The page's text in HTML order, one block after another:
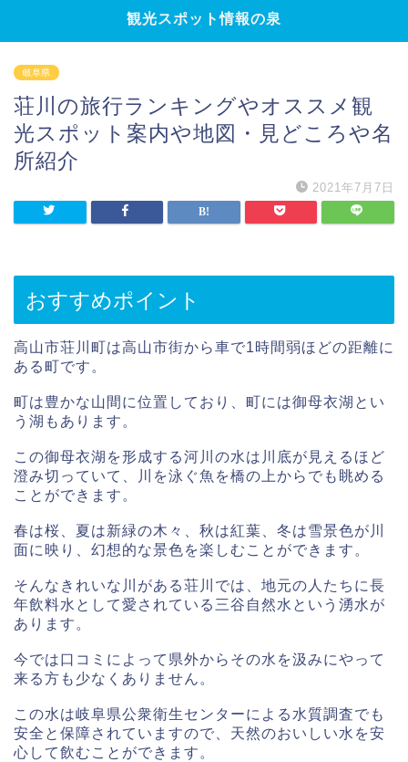
観光スポット情報の泉
岐阜県
荘川の旅行ランキングやオススメ観
光スポット案内や地図・見どころや名
所紹介
2021年7月7日
おすすめポイント
高山市荘川町は高山市街から車で1時間弱ほどの距離に
ある町です。
町は豊かな山間に位置しており、町には御母衣湖とい
う湖もあります。
この御母衣湖を形成する河川の水は川底が見えるほど
澄み切っていて、川を泳ぐ魚を橋の上からでも眺める
ことができます。
春は桜、夏は新緑の木々、秋は紅葉、冬は雪景色が川
面に映り、幻想的な景色を楽しむことができます。
そんなきれいな川がある荘川では、地元の人たちに長
年飲料水として愛されている三谷自然水という湧水が
あります。
今では口コミによって県外からその水を汲みにやって
来る方も少なくありません。
この水は岐阜県公衆衛生センターによる水質調査でも
安全と保障されていますので、天然のおいしい水を安
心して飲むことができます。